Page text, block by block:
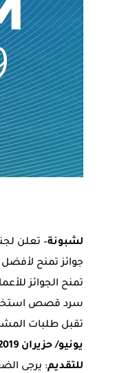
لشبونة– تعلن
جوائز تمنح
تمنح الجوائز
سرد قصص
تقبل طلبات
يونيو/ حزيران 2019
للتقديم: يرجى